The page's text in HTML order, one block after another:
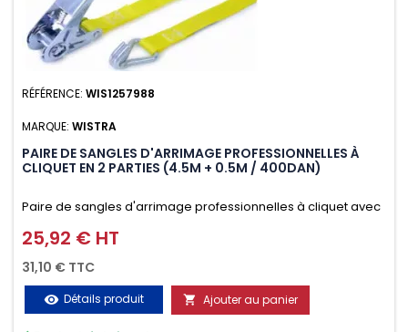
RÉFÉRENCE: WIS1257988
MARQUE: WISTRA
PAIRE DE SANGLES D'ARRIMAGE PROFESSIONNELLES À
CLIQUET EN 2 PARTIES (4.5M + 0.5M / 400DAN)
Paire de sangles d'arrimage professionnelles à cliquet avec
crochet en 2 parties (4.5M + 0.5M / 400daN), simple et rapide
d'utilisation. Permet d'arrimer et de sécuriser
vos chargements pendant le transport. Matière polyester
très résistante aux UV et aux variations de températures,
Prix
25,92 € HT
31,10 € TTC
visibility Détails produit  Ajouter au panier